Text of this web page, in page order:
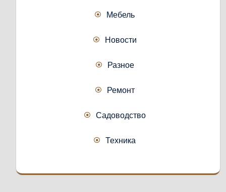
Мебель
Новости
Разное
Ремонт
Садоводство
Техника